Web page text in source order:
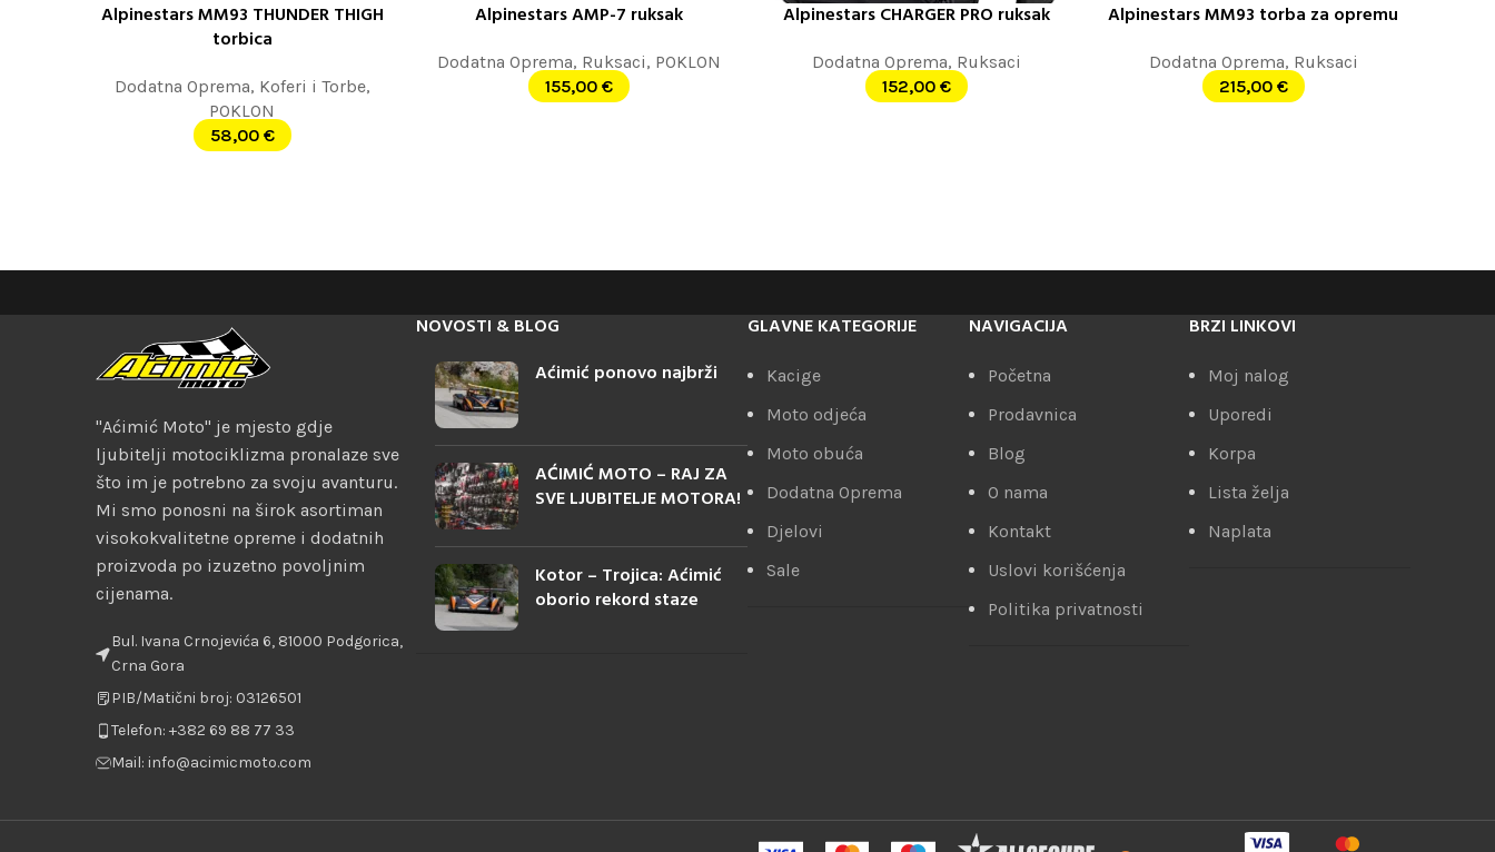
DODAJ U KORPU
Alpinestars MM93 THUNDER THIGH
torbica
Dodatna Oprema, Koferi i Torbe,
POKLON
58,00 €
PROČITAJTE JOŠ
Alpinestars AMP-7 ruksak
Dodatna Oprema, Ruksaci, POKLON
155,00 €
DODAJ U KORPU
Alpinestars CHARGER PRO ruksak
Dodatna Oprema, Ruksaci
152,00 €
PROČITAJTE JOŠ
Alpinestars MM93 torba za opremu
Dodatna Oprema, Ruksaci
215,00 €
"Aćimić Moto" je mjesto gdje
ljubitelji motociklizma pronalaze sve
što im je potrebno za svoju avanturu.
Mi smo ponosni na širok asortiman
visokokvalitetne opreme i dodatnih
proizvoda po izuzetno povoljnim
cijenama.
Bul. Ivana Crnojevića 6, 81000 Podgorica,
Crna Gora
PIB/Matični broj: 03126501
Telefon: +382 69 88 77 33
Mail: info@acimicmoto.com
NOVOSTI & BLOG
Aćimić ponovo najbrži
AĆIMIĆ MOTO – RAJ ZA
SVE LJUBITELJE MOTORA!
Kotor – Trojica: Aćimić
oborio rekord staze
GLAVNE KATEGORIJE
Kacige
Moto odjeća
Moto obuća
Dodatna Oprema
Djelovi
Sale
NAVIGACIJA
Početna
Prodavnica
Blog
O nama
Kontakt
Uslovi korišćenja
Politika privatnosti
BRZI LINKOVI
Moj nalog
Uporedi
Korpa
Lista želja
Naplata